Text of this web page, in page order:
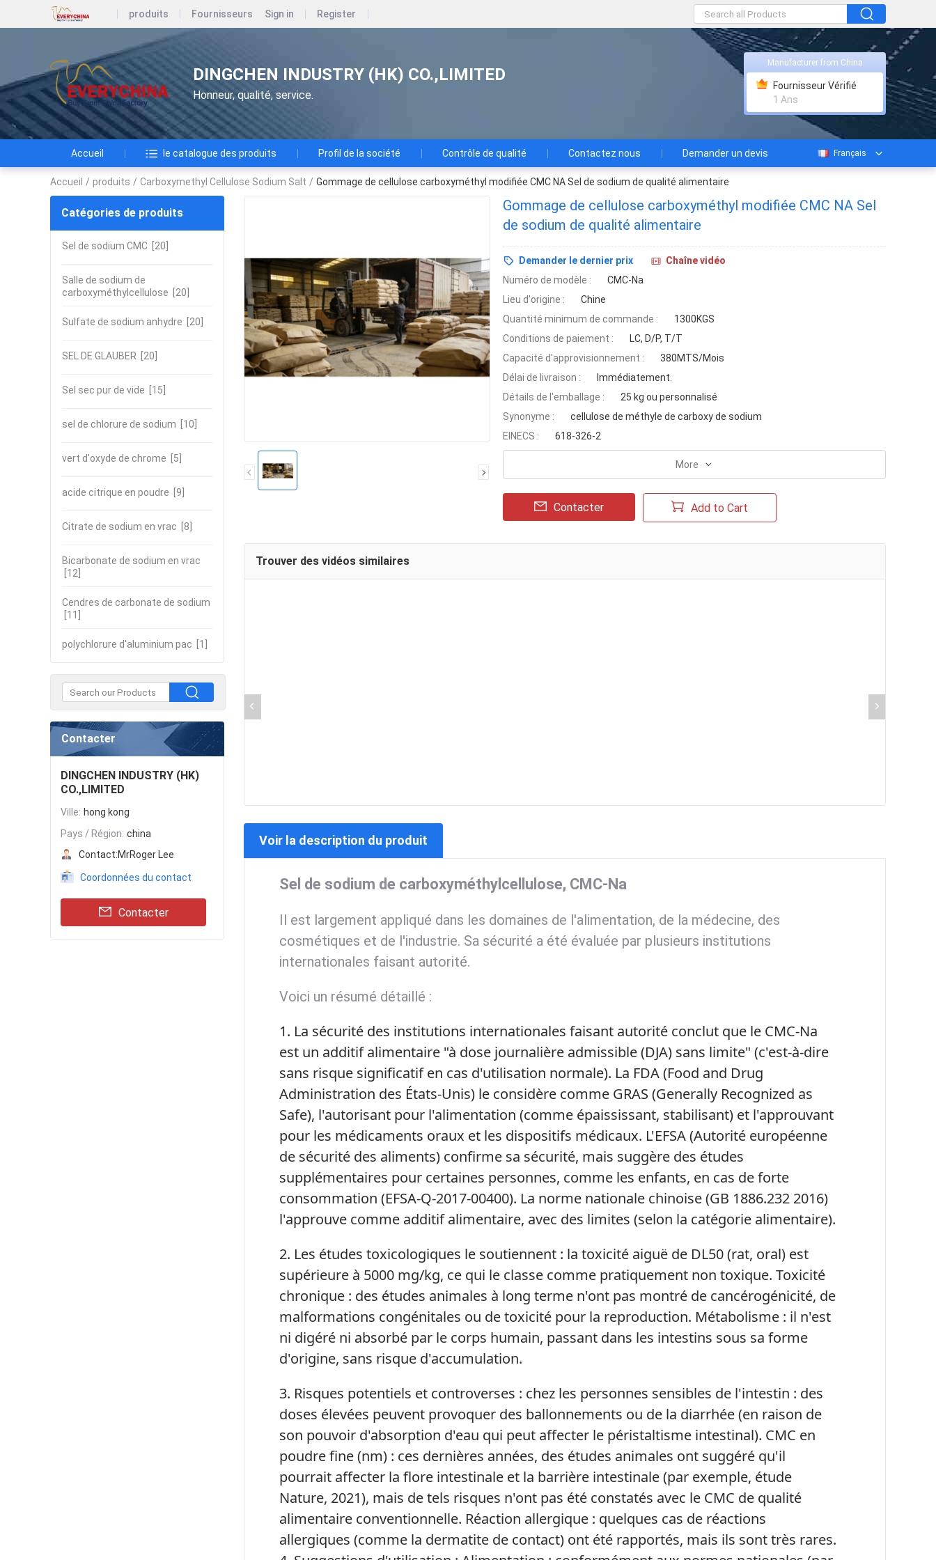
produits Fournisseurs Sign in Register
DINGCHEN INDUSTRY (HK) CO.,LIMITED
Honneur, qualité, service.
Manufacturer from China
Fournisseur Vérifié
1 Ans
Accueil le catalogue des produits Profil de la société Contrôle de qualité Contactez nous Demander un devis Français
Accueil / produits / Carboxymethyl Cellulose Sodium Salt / Gommage de cellulose carboxyméthyl modifiée CMC NA Sel de sodium de qualité alimentaire
Catégories de produits
Sel de sodium CMC [20]
Salle de sodium de
carboxyméthylcellulose [20]
Sulfate de sodium anhydre [20]
SEL DE GLAUBER [20]
Sel sec pur de vide [15]
sel de chlorure de sodium [10]
vert d'oxyde de chrome [5]
acide citrique en poudre [9]
Citrate de sodium en vrac [8]
Bicarbonate de sodium en vrac
[12]
Cendres de carbonate de sodium
[11]
polychlorure d'aluminium pac [1]
Contacter
DINGCHEN INDUSTRY (HK)
CO.,LIMITED
Ville: hong kong
Pays / Région: china
Contact:MrRoger Lee
Coordonnées du contact
Contacter
Gommage de cellulose carboxyméthyl modifiée CMC NA Sel
de sodium de qualité alimentaire
Demander le dernier prix
Chaîne vidéo
Numéro de modèle :
CMC-Na
Lieu d'origine :
Chine
Quantité minimum de commande :
1300KGS
Conditions de paiement :
LC, D/P, T/T
Capacité d'approvisionnement :
380MTS/Mois
Délai de livraison :
Immédiatement.
Détails de l'emballage :
25 kg ou personnalisé
Synonyme :
cellulose de méthyle de carboxy de sodium
EINECS :
618-326-2
More
Contacter Add to Cart
Trouver des vidéos similaires
Voir la description du produit
Sel de sodium de carboxyméthylcellulose, CMC-Na
Il est largement appliqué dans les domaines de l'alimentation, de la médecine, des
cosmétiques et de l'industrie. Sa sécurité a été évaluée par plusieurs institutions
internationales faisant autorité.
Voici un résumé détaillé :
1. La sécurité des institutions internationales faisant autorité conclut que le CMC-Na
est un additif alimentaire "à dose journalière admissible (DJA) sans limite" (c'est-à-dire
sans risque significatif en cas d'utilisation normale). La FDA (Food and Drug
Administration des États-Unis) le considère comme GRAS (Generally Recognized as
Safe), l'autorisant pour l'alimentation (comme épaississant, stabilisant) et l'approuvant
pour les médicaments oraux et les dispositifs médicaux. L'EFSA (Autorité européenne
de sécurité des aliments) confirme sa sécurité, mais suggère des études
supplémentaires pour certaines personnes, comme les enfants, en cas de forte
consommation (EFSA-Q-2017-00400). La norme nationale chinoise (GB 1886.232 2016)
l'approuve comme additif alimentaire, avec des limites (selon la catégorie alimentaire).
2. Les études toxicologiques le soutiennent : la toxicité aiguë de DL50 (rat, oral) est
supérieure à 5000 mg/kg, ce qui le classe comme pratiquement non toxique. Toxicité
chronique : des études animales à long terme n'ont pas montré de cancérogénicité, de
malformations congénitales ou de toxicité pour la reproduction. Métabolisme : il n'est
ni digéré ni absorbé par le corps humain, passant dans les intestins sous sa forme
d'origine, sans risque d'accumulation.
3. Risques potentiels et controverses : chez les personnes sensibles de l'intestin : des
doses élevées peuvent provoquer des ballonnements ou de la diarrhée (en raison de
son pouvoir d'absorption d'eau qui peut affecter le péristaltisme intestinal). CMC en
poudre fine (nm) : ces dernières années, des études animales ont suggéré qu'il
pourrait affecter la flore intestinale et la barrière intestinale (par exemple, étude
Nature, 2021), mais de tels risques n'ont pas été constatés avec le CMC de qualité
alimentaire conventionnelle. Réaction allergique : quelques cas de réactions
allergiques (comme la dermatite de contact) ont été rapportés, mais ils sont très rares.